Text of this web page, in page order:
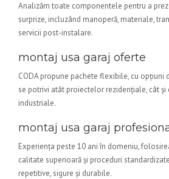
Analizăm toate componentele pentru a
surprize, incluzând manoperă, materiale,
servicii post-instalare.
montaj usa garaj oferte
CODA propune pachete flexibile, cu opțiuni
se potrivi atât proiectelor rezidențiale, cât
industriale.
montaj usa garaj
Experiența peste 10 ani în domeniu,
calitate superioară și proceduri
repetitive, sigure și durabile.